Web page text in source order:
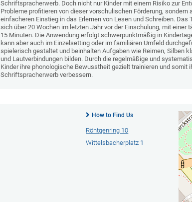
Schriftspracherwerb. Doch nicht nur Kinder mit einem Risiko zur
Probleme profitieren von dieser vorschulischen Förderung, sondern
einfacheren Einstieg in das Erlernen von Lesen und Schreiben.
sich über 20 Wochen im letzten Jahr vor der Einschulung, mit einer
15 Minuten. Die Anwendung erfolgt schwerpunktmäßig in
kann aber auch im Einzelsetting oder im familiären Umfeld
spielerisch gestaltet und beinhalten Aufgaben wie Reimen, Silben
und Lautverbindungen bilden. Durch die regelmäßige und
Kinder ihre phonologische Bewusstheit gezielt trainieren und somit
Schriftspracherwerb verbessern.
How to Find Us
Röntgenring 10
Wittelsbacherplatz 1